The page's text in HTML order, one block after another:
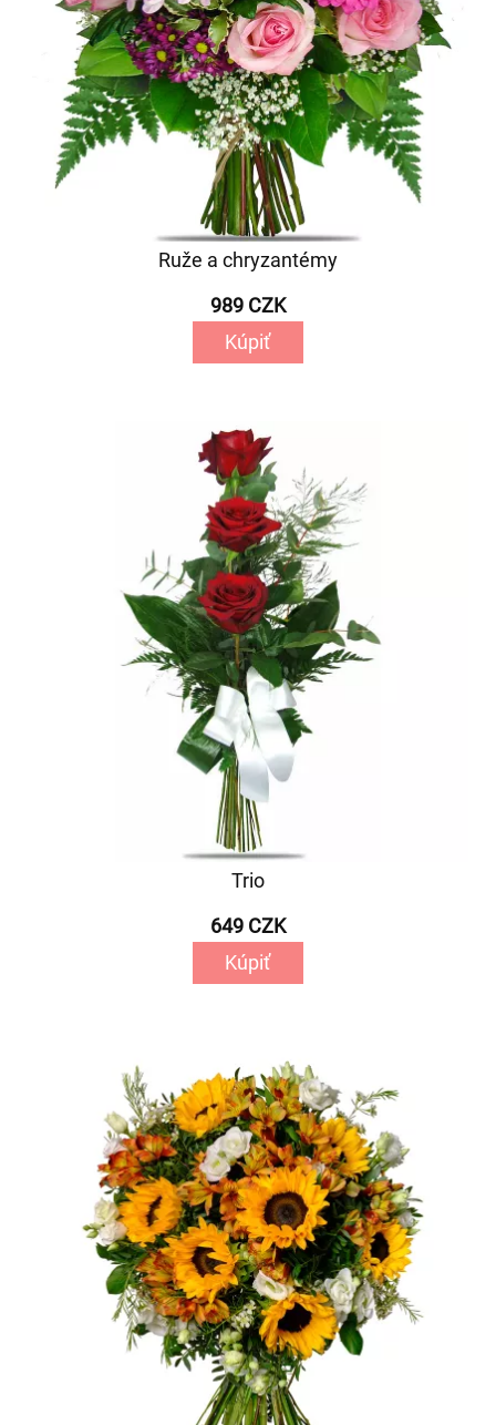
Ruže a chryzantémy
989 CZK
Kúpiť
Trio
649 CZK
Kúpiť